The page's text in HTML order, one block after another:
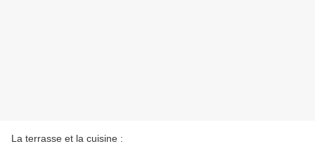
La terrasse et la cuisine :